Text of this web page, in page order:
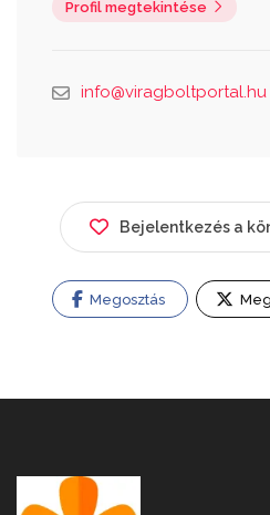
Profil megtekintése
info@viragboltportal.hu
Bejelentkezés a
Megosztás